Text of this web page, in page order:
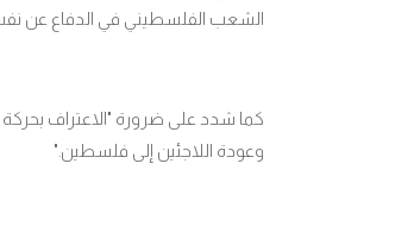
الشعب الفلسطيني في الدفاع عن
كما شدد على ضرورة "الاعتراف
وعودة اللاجئين إلی فلسطین".